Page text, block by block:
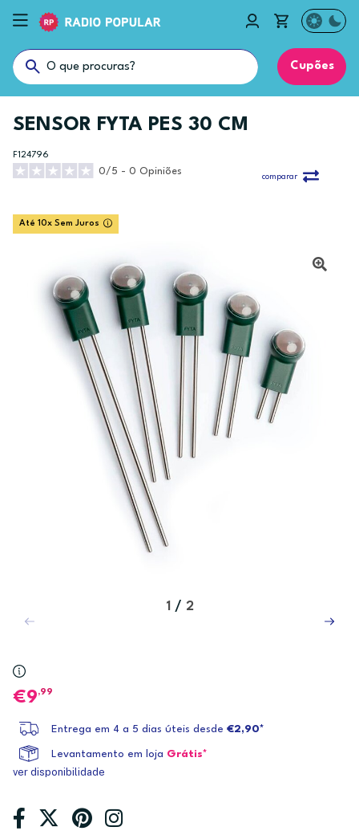
Cupões
SENSOR FYTA PES 30 CM
F124796
0/5 - 0 Opiniões
comparar
Até 10x Sem Juros
1 / 2
9,99
Entrega em 4 a 5 dias úteis desde €2,90*
Levantamento em loja Grátis*
ver disponibilidade